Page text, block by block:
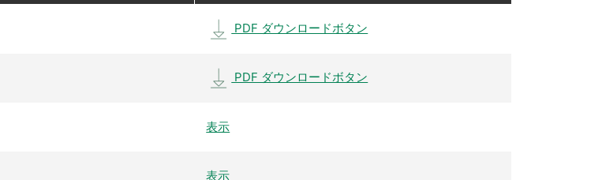
PDF ダウンロードボタン
PDF ダウンロードボタン
表示
表示